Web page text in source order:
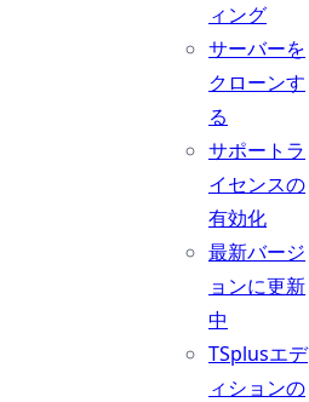
ィング
サーバーを
クローンす
る
サポートラ
イセンスの
有効化
最新バージ
ョンに更新
中
TSplusエデ
ィションの